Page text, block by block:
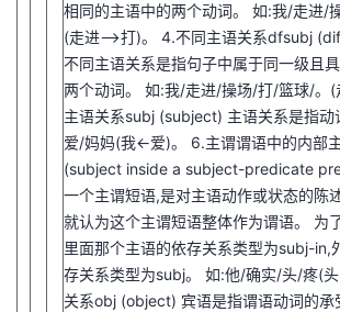
相同的主语中的两个动词。 如:我/走进/
(走进–>打)。 4.不同主语关系dfsubj
不同主语关系是指句子中属于同一级且
两个动词。 如:我/走进/操场/打/篮球/。
主语关系subj (subject) 主语关系是指动
爱/妈妈(我<-爱)。 6.主谓谓语中的内部
(subject inside a subject-predicate
一个主谓短语,是对主语动作或状态的陈
就认为这个主谓短语整体作为谓语。 为
里面那个主语的依存关系类型为subj-in,
存关系类型为subj。 如:他/确实/头/疼(
关系obj (object) 宾语是指谓语动词的承